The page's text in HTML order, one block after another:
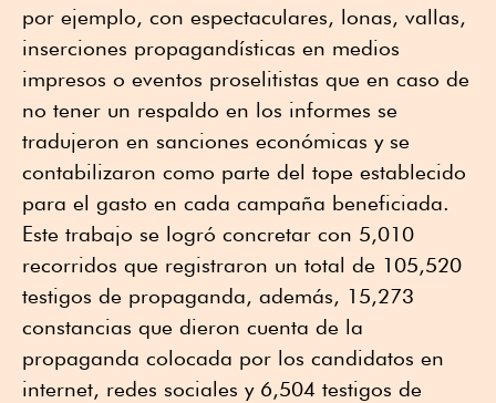
por ejemplo, con espectaculares, lonas, vallas,
inserciones propagandísticas en medios
impresos o eventos proselitistas que en caso de
no tener un respaldo en los informes se
tradujeron en sanciones económicas y se
contabilizaron como parte del tope establecido
para el gasto en cada campaña beneficiada.
Este trabajo se logró concretar con 5,010
recorridos que registraron un total de 105,520
testigos de propaganda, además, 15,273
constancias que dieron cuenta de la
propaganda colocada por los candidatos en
internet, redes sociales y 6,504 testigos de